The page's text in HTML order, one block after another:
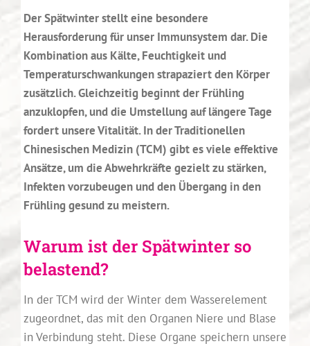
Der Spätwinter stellt eine besondere
Herausforderung für unser Immunsystem dar. Die
Kombination aus Kälte, Feuchtigkeit und
Temperaturschwankungen strapaziert den Körper
zusätzlich. Gleichzeitig beginnt der Frühling
anzuklopfen, und die Umstellung auf längere Tage
fordert unsere Vitalität. In der Traditionellen
Chinesischen Medizin (TCM) gibt es viele effektive
Ansätze, um die Abwehrkräfte gezielt zu stärken,
Infekten vorzubeugen und den Übergang in den
Frühling gesund zu meistern.
Warum ist der Spätwinter so
belastend?
In der TCM wird der Winter dem Wasserelement
zugeordnet, das mit den Organen Niere und Blase
in Verbindung steht. Diese Organe speichern unsere